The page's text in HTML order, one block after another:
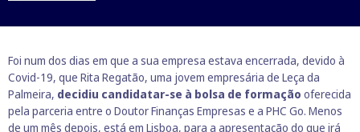
Foi num dos dias em que a sua empresa estava encerrada, devido à
Covid-19, que Rita Regatão, uma jovem empresária de Leça da
Palmeira, decidiu candidatar-se à bolsa de formação oferecida
pela parceria entre o Doutor Finanças Empresas e a PHC Go. Menos
de um mês depois, está em Lisboa, para a apresentação do que irá